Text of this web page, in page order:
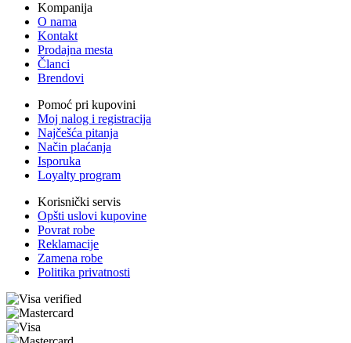
Kompanija
O nama
Kontakt
Prodajna mesta
Članci
Brendovi
Pomoć pri kupovini
Moj nalog i registracija
Najčešća pitanja
Način plaćanja
Isporuka
Loyalty program
Korisnički servis
Opšti uslovi kupovine
Povrat robe
Reklamacije
Zamena robe
Politika privatnosti